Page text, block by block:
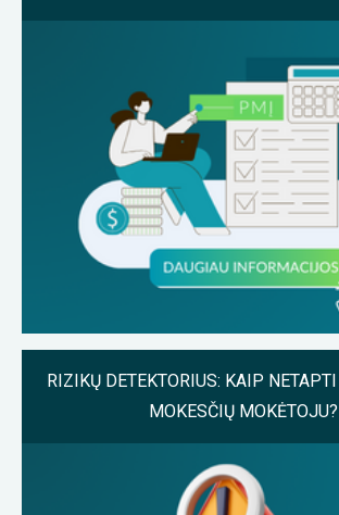
RIZIKŲ DETEKTORIUS: KAIP
MOKESČIŲ MOKĖTOJU?